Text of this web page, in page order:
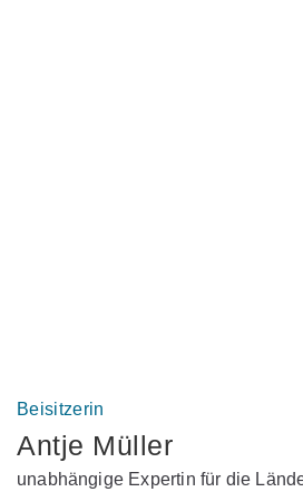
Beisitzerin
Antje Müller
unabhängige Expertin für die